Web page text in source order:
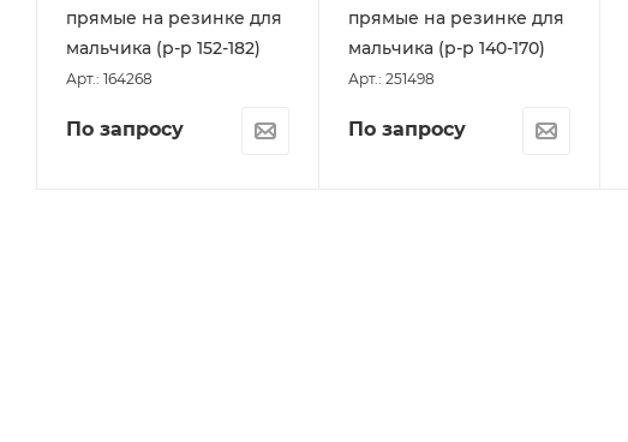
прямые на резинке для
мальчика (р-р 152-182)
Арт.: 164268
По запросу
прямые на резинке для
мальчика (р-р 140-170)
Арт.: 251498
По запросу